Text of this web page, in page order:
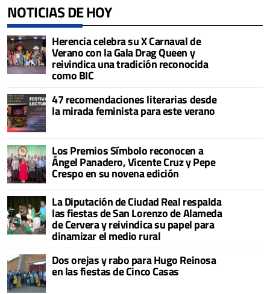
NOTICIAS DE HOY
Herencia celebra su X Carnaval de
Verano con la Gala Drag Queen y
reivindica una tradición reconocida
como BIC
47 recomendaciones literarias desde
la mirada feminista para este verano
Los Premios Símbolo reconocen a
Ángel Panadero, Vicente Cruz y Pepe
Crespo en su novena edición
La Diputación de Ciudad Real respalda
las fiestas de San Lorenzo de Alameda
de Cervera y reivindica su papel para
dinamizar el medio rural
Dos orejas y rabo para Hugo Reinosa
en las fiestas de Cinco Casas